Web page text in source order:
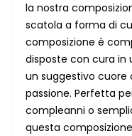
la nostra
scatola a forma di
composizione è
disposte con cura in
un suggestivo cuore
passione. Perfetta
compleanni o
questa